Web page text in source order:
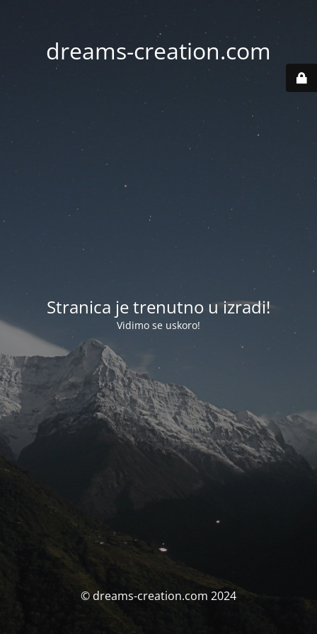
dreams-creation.com
Stranica je trenutno u izradi!
Vidimo se uskoro!
© dreams-creation.com 2024